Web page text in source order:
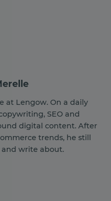
at Lengow. On a daily
SEO and
digital content. After
trends, he still
write about.